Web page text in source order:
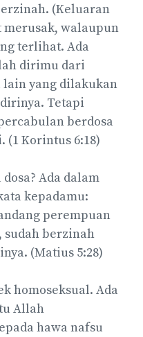
(Keluaran
merusak, walaupun
terlihat. Ada
dirimu dari
lain yang dilakukan
Tetapi
berdosa
Korintus 6:18)
Ada dalam
kepadamu:
perempuan
sudah berzinah
(Matius 5:28)
homoseksual. Ada
Allah
hawa nafsu